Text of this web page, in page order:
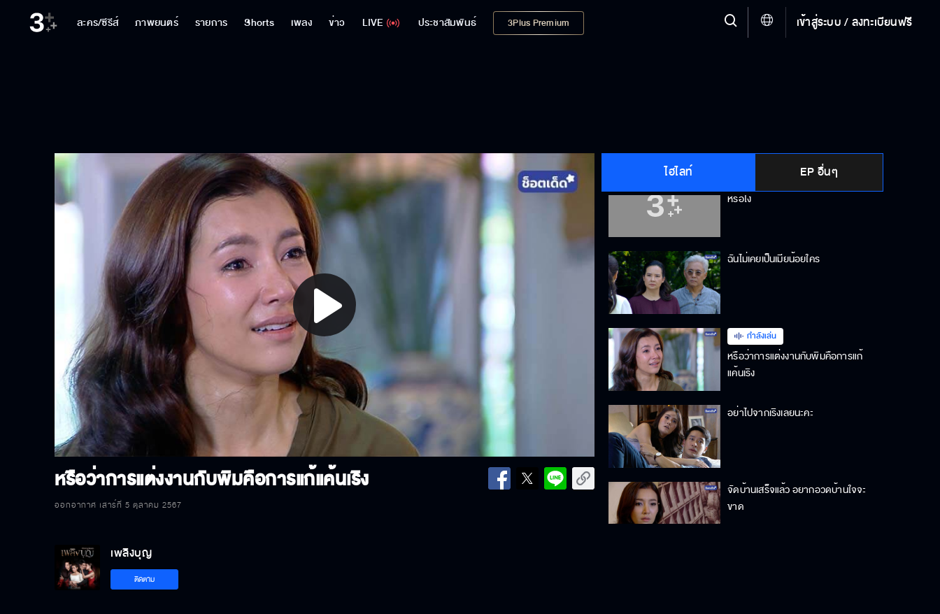
ละคร/ซีรีส์ ภาพยนตร์ รายการ Shorts เพลง ข่าว LIVE ประชาสัมพันธ์ 3Plus Premium เข้าสู่ระบบ / ลงทะเบียนฟรี
Play
Video
หรือว่าการแต่งงานกับพิมคือการแก้แค้นเริง
ออกอากาศ เสาร์ที่ 5 ตุลาคม 2567
ไฮไลท์ EP อื่นๆ
หย่ากันซะ ปัญหาทุกอย่างจะได้จบ
เริงเป็นนางบำเรอ เป็นที่สนองอารมณ์
หรือไง
ฉันไม่เคยเป็นเมียน้อยใคร
กำลังเล่น
หรือว่าการแต่งงานกับพิมคือการแก้
แค้นเริง
อย่าไปจากเริงเลยนะคะ
จัดบ้านเสร็จแล้ว อยากอวดบ้านใจจะ
ขาด
เพลิงบุญ
ติดตาม